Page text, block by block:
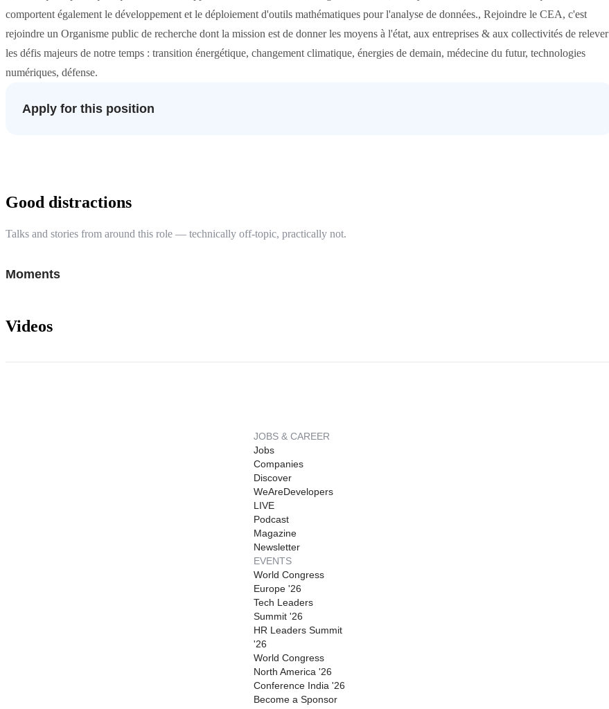
comportent également le développement et le déploiement d'outils mathématiques pour l'analyse de données., Rejoindre le CEA, c'est
rejoindre un Organisme public de recherche dont la mission est de donner les moyens à l'état, aux entreprises & aux collectivités de relever
les défis majeurs de notre temps : transition énergétique, changement climatique, énergies de demain, médecine du futur, technologies
numériques, défense.
Apply for this position
Good distractions
Talks and stories from around this role — technically off-topic, practically not.
Moments
Videos
JOBS & CAREER
Jobs
Companies
Discover
WeAreDevelopers
LIVE
Podcast
Magazine
Newsletter
EVENTS
World Congress
Europe '26
Tech Leaders
Summit '26
HR Leaders Summit
'26
World Congress
North America '26
Conference India '26
Become a Sponsor